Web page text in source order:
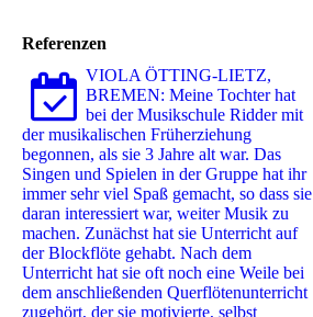
Referenzen
VIOLA ÖTTING-LIETZ,
BREMEN: Meine Tochter hat
bei der Musikschule Ridder mit
der musikalischen Früherziehung
begonnen, als sie 3 Jahre alt war. Das
Singen und Spielen in der Gruppe hat ihr
immer sehr viel Spaß gemacht, so dass sie
daran interessiert war, weiter Musik zu
machen. Zunächst hat sie Unterricht auf
der Blockflöte gehabt. Nach dem
Unterricht hat sie oft noch eine Weile bei
dem anschließenden Querflötenunterricht
zugehört, der sie motivierte, selbst